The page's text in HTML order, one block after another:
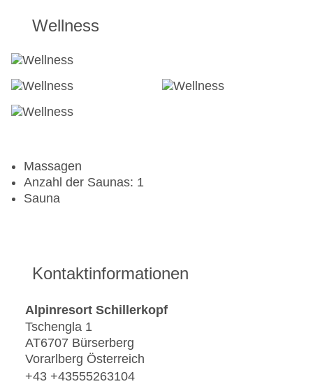
Wellness
Massagen
Anzahl der Saunas: 1
Sauna
Kontaktinformationen
Alpinresort Schillerkopf
Tschengla 1
AT6707 Bürserberg
Vorarlberg Österreich
+43 +43555263104